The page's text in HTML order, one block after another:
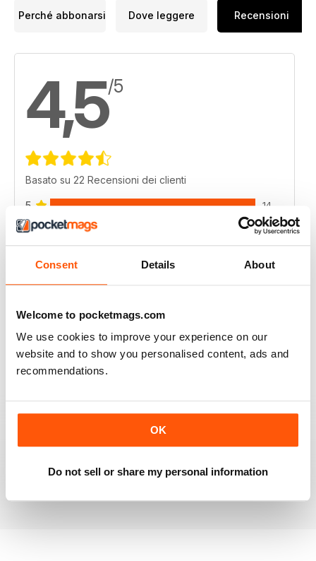
Consent Details About
Welcome to pocketmags.com
We use cookies to improve your experience on our
website and to show you personalised content, ads and
recommendations.
OK
Do not sell or share my personal information
Perché abbonarsi Dove leggere Recensioni
4,5/5
Basato su 22 Recensioni dei clienti
5 14
4 6
3 2
0
VISUALIZZA LE RECENSIONI
Love the imagery. Always hard to find new topics, but